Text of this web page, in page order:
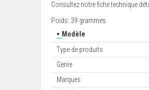
Consultez notre fiche technique
Poids: 39 grammes
▪ Modèle
Type de produits
Genre
Marques